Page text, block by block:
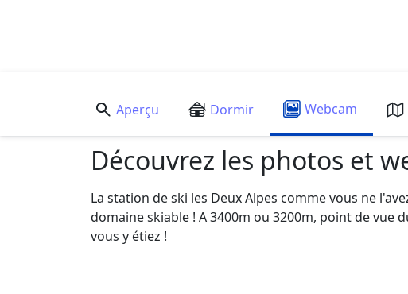
Aperçu Dormir Webcam
Découvrez les photos et
La station de ski les Deux Alpes comme vous ne
domaine skiable ! A 3400m ou 3200m, point de vue
vous y étiez !